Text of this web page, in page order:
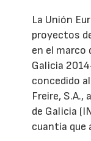
La Unión
proyectos
en el marco
Galicia
concedido
Freire,
de Galicia
cuantía que